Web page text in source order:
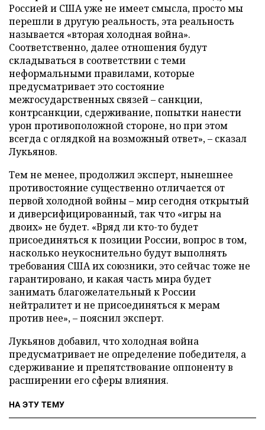
Россией и США уже не имеет смысла, просто мы
перешли в другую реальность, эта реальность
называется «вторая холодная война».
Соответственно, далее отношения будут
складываться в соответствии с теми
неформальными правилами, которые
предусматривает это состояние
межгосударственных связей – санкции,
контрсанкции, сдерживание, попытки нанести
урон противоположной стороне, но при этом
всегда с оглядкой на возможный ответ», – сказал
Лукьянов.
Тем не менее, продолжил эксперт, нынешнее
противостояние существенно отличается от
первой холодной войны – мир сегодня открытый
и диверсифицированный, так что «игры на
двоих» не будет. «Вряд ли кто-то будет
присоединяться к позиции России, вопрос в том,
насколько неукоснительно будут выполнять
требования США их союзники, это сейчас тоже не
гарантировано, и какая часть мира будет
занимать благожелательный к России
нейтралитет и не присоединяться к мерам
против нее», – пояснил эксперт.
Лукьянов добавил, что холодная война
предусматривает не определение победителя, а
сдерживание и препятствование оппоненту в
расширении его сферы влияния.
НА ЭТУ ТЕМУ